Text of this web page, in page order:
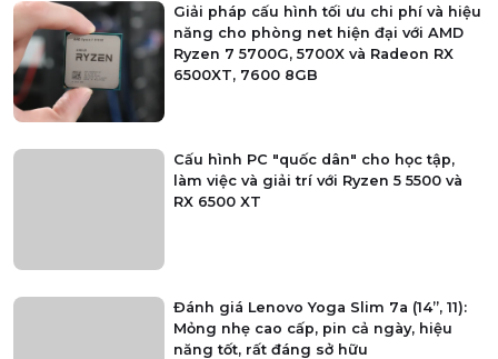
Giải pháp cấu hình tối ưu chi phí và hiệu
năng cho phòng net hiện đại với AMD
Ryzen 7 5700G, 5700X và Radeon RX
6500XT, 7600 8GB
Cấu hình PC "quốc dân" cho học tập,
làm việc và giải trí với Ryzen 5 5500 và
RX 6500 XT
Đánh giá Lenovo Yoga Slim 7a (14”, 11):
Mỏng nhẹ cao cấp, pin cả ngày, hiệu
năng tốt, rất đáng sở hữu